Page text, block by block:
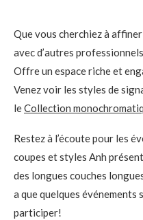
Que vous cherchiez à
avec d’autres
Offre un espace riche et
Venez voir les styles de
leCollection
Restez à l’écoute pour les
coupes et styles Anh
des longues couches
a que quelques
participer!